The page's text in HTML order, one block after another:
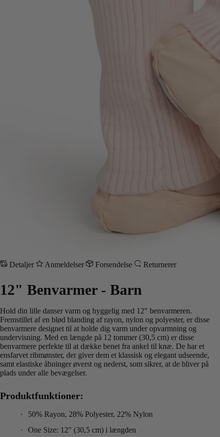
Detaljer Anmeldelser Forsendelse Returnerer
12" Benvarmer - Barn
Hold din lille danser varm og hyggelig med 12" benvarmeren.
Fremstillet af en blød blanding af rayon, nylon og polyester, er disse
benvarmere designet til at holde dig varm under opvarmning og
undervisning. Med en længde på 12 tommer (30,5 cm) er disse
benvarmere perfekte til at dække benet fra ankel til knæ. De har et
ensfarvet ribmønster, der giver dem et klassisk og elegant udseende,
samt elastiske åbninger øverst og nederst, som sikrer, at de bliver på
plads under alle bevægelser.
Produktfunktioner:
50% Rayon, 28% Polyester, 22% Nylon
One Size: 12" (30,5 cm) i længden